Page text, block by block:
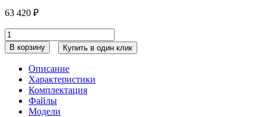
63 420 ₽
ЭС0202/1-
Г
мегаомметр
количество
В корзину Купить в один клик
Описание
Характеристики
Комплектация
Файлы
Модели